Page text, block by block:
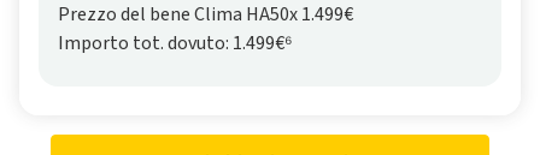
Prezzo del bene Clima HA50x 1.499€
Importo tot. dovuto: 1.499€⁶